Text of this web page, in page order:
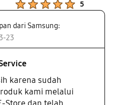
5
dari Samsung:
23
karena sudah
kami melalui